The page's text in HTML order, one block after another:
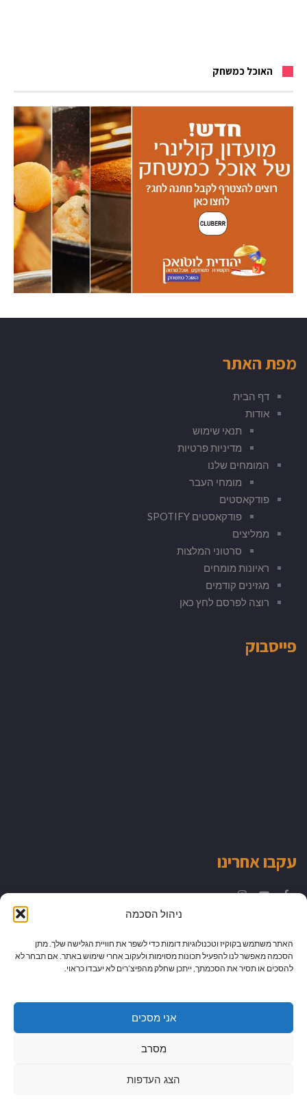
ניהול הסכמה
האתר משתמש בקוקיז וטכנולוגיות דומות כדי לשפר את חוויית הגלישה שלך. מתן
הסכמה מאפשר לנו להפעיל תכונות מסוימות ולעקוב אחרי שימוש באתר. אם תבחר לא
להסכים או תסיר את הסכמתך, ייתכן שחלק מהפיצ’רים לא יעבדו כראוי.
אני מסכים
מסרב
הצג העדפות
האוכל כמשחק
מפת האתר
דף הבית
אודות
תנאי שימוש
מדיניות פרטיות
המומחים שלנו
מומחי העבר
פודקאסטים
פודקאסטים SPOTIFY
ממליצים
סרטוני המלצות
ראיונות מומחים
מגזינים קודמים
רוצה לפרסם לחץ כאן
פייסבוק
עקבו אחרינו